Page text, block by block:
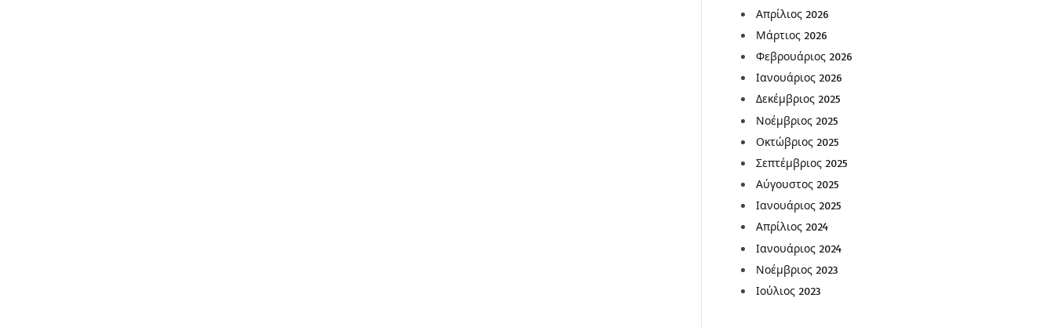
Απρίλιος 2026
Μάρτιος 2026
Φεβρουάριος 2026
Ιανουάριος 2026
Δεκέμβριος 2025
Νοέμβριος 2025
Οκτώβριος 2025
Σεπτέμβριος 2025
Αύγουστος 2025
Ιανουάριος 2025
Απρίλιος 2024
Ιανουάριος 2024
Νοέμβριος 2023
Ιούλιος 2023